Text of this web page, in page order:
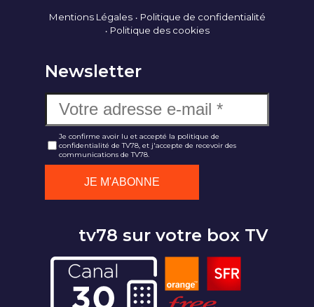
Mentions Légales
Politique de confidentialité
Politique des cookies
Newsletter
Je confirme avoir lu et accepté la politique de
confidentialité de TV78, et j'accepte de recevoir des
communications de TV78.
tv78 sur votre box TV